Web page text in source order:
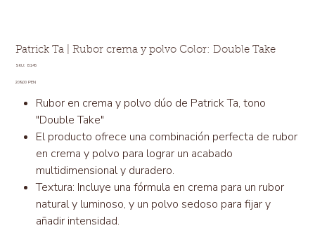
Patrick Ta | Rubor crema y polvo Color: Double Take
SKU: SKU
B145
Precio
209,00 PEN
Rubor en crema y polvo dúo de Patrick Ta, tono
"Double Take"
El producto ofrece una combinación perfecta de rubor
en crema y polvo para lograr un acabado
multidimensional y duradero.
Textura: Incluye una fórmula en crema para un rubor
natural y luminoso, y un polvo sedoso para fijar y
añadir intensidad.